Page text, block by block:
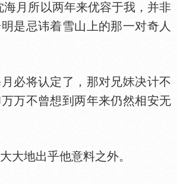
海月所以两年来优容于我，并非
是忌讳着雪山上的那一对奇人
将认定了，那对兄
决计不
万不曾想到两年来仍然相安无
地出乎他意料之外。